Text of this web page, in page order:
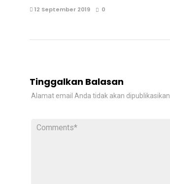
12 September 2019 0
Tinggalkan Balasan
Alamat email Anda tidak akan dipublikasikan.